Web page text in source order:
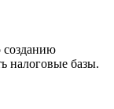
налоговые базы.